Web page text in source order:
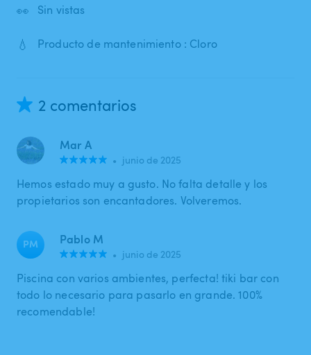
👀 Sin vistas
💧 Producto de mantenimiento : Cloro
2 comentarios
Mar A
• junio de 2025
Hemos estado muy a gusto. No falta detalle y los
propietarios son encantadores. Volveremos.
PM Pablo M
• junio de 2025
Piscina con varios ambientes, perfecta! tiki bar con
todo lo necesario para pasarlo en grande. 100%
recomendable!